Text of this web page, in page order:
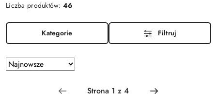
Liczba produktów:46
Kategorie Filtruj
Zastosowano
sortowanie:
Sortuj
według